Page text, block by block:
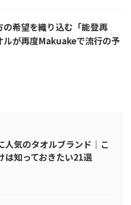
の希望を織り込む「能登再
ルが再度Makuakeで流行の予
人気のタオルブランド｜こ
は知っておきたい21選